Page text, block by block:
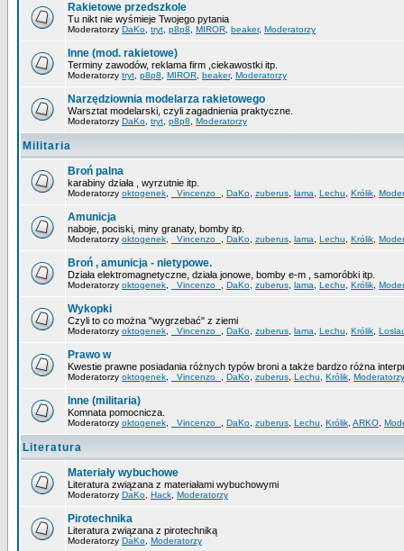
Rakietowe przedszkole
Tu nikt nie wyśmieje Twojego pytania
Moderatorzy DaKo tryt p8p8 MIROR beaker, Moderatorzy
Inne (mod. rakietowe)
Terminy zawodów, reklama firm ,ciekawostki itp.
Moderatorzy tryt p8p8 MIROR beaker, Moderatorzy
Narzędziownia modelarza rakietowego
Warsztat modelarski, czyli zagadnienia praktyczne.
Moderatorzy DaKo tryt p8p8 Moderatorzy
Militaria
Broń palna
karabiny działa , wyrzutnie itp.
Moderatorzy oktogenek _Vincenzo_ DaKo zuberus lama Lechu Królik
Amunicja
naboje, pociski, miny granaty, bomby itp.
Moderatorzy oktogenek _Vincenzo_ DaKo zuberus lama Lechu Królik
Broń , amunicja - nietypowe.
Działa elektromagnetyczne, działa jonowe, bomby e-m , samoróbki itp.
Moderatorzy oktogenek _Vincenzo_ DaKo zuberus lama Lechu Królik
Wykopki
Czyli to co można "wygrzebać" z ziemi
Moderatorzy oktogenek _Vincenzo_ DaKo zuberus lama Lechu Królik
Prawo w
Kwestie prawne posiadania różnych typów broni a także bardzo różna
Moderatorzy oktogenek _Vincenzo_ DaKo zuberus Lechu Królik Moderatorzy
Inne (militaria)
Komnata pomocnicza.
Moderatorzy oktogenek _Vincenzo_ DaKo zuberus Lechu Królik ARKO
Literatura
Materiały wybuchowe
Literatura związana z materiałami wybuchowymi
Moderatorzy DaKo Hack Moderatorzy
Pirotechnika
Literatura związana z pirotechniką
Moderatorzy DaKo Moderatorzy